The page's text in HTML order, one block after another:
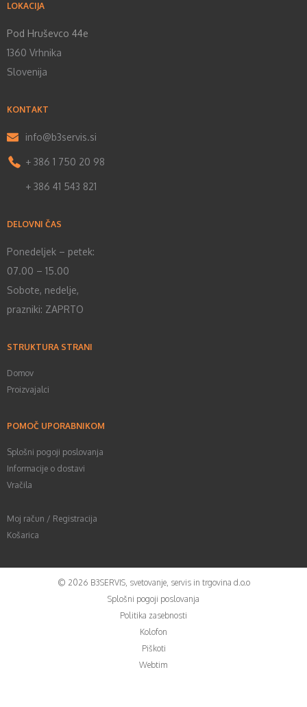
LOKACIJA
Pod Hruševco 44e
1360 Vrhnika
Slovenija
KONTAKT
info@b3servis.si
+ 386 1 750 20 98
+ 386 41 543 821
DELOVNI ČAS
Ponedeljek – petek:
07.00 – 15.00
Sobote, nedelje,
prazniki: ZAPRTO
STRUKTURA STRANI
Domov
Proizvajalci
POMOČ UPORABNIKOM
Splošni pogoji poslovanja
Informacije o dostavi
Vračila
Moj račun / Registracija
Košarica
© 2026 B3SERVIS, svetovanje, servis in trgovina d.o.o
Splošni pogoji poslovanja
Politika zasebnosti
Kolofon
Piškoti
Webtim